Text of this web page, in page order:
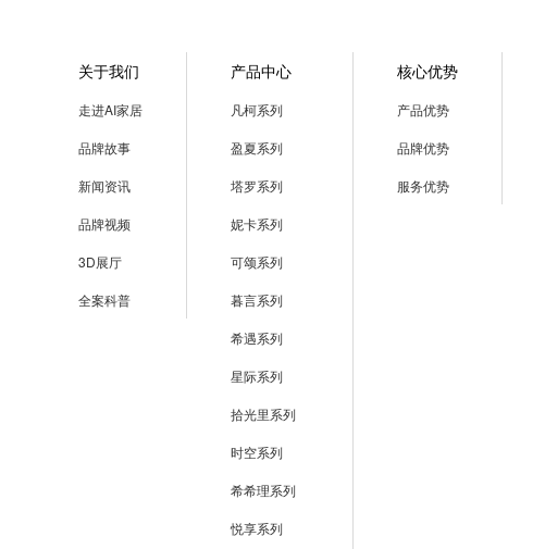
关于我们
走进AI家居
品牌故事
新闻资讯
品牌视频
3D展厅
全案科普
产品中心
凡柯系列
盈夏系列
塔罗系列
妮卡系列
可颂系列
暮言系列
希遇系列
星际系列
拾光里系列
时空系列
希希理系列
悦享系列
核心优势
产品优势
品牌优势
服务优势